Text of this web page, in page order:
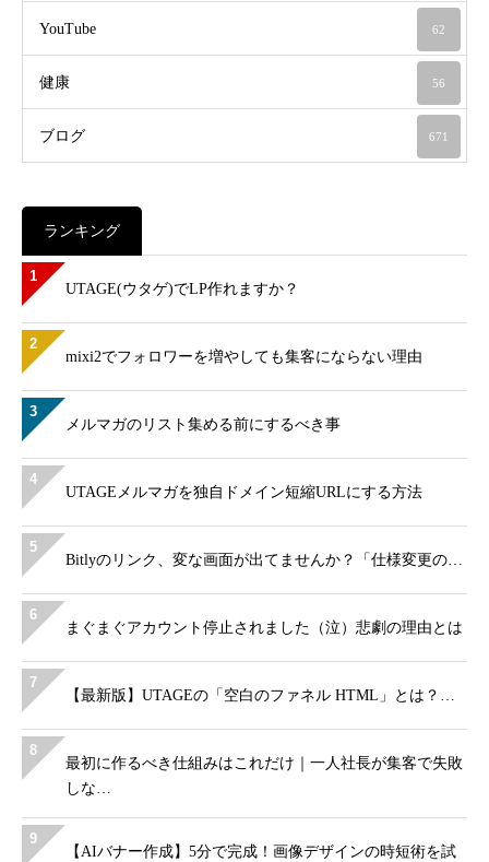
YouTube 62
健康 56
ブログ 671
ランキング
1
UTAGE(ウタゲ)でLP作れますか？
2
mixi2でフォロワーを増やしても集客にならない理由
3
メルマガのリスト集める前にするべき事
4
UTAGEメルマガを独自ドメイン短縮URLにする方法
5
Bitlyのリンク、変な画面が出てませんか？「仕様変更の…
6
まぐまぐアカウント停止されました（泣）悲劇の理由とは
7
【最新版】UTAGEの「空白のファネル HTML」とは？…
8
最初に作るべき仕組みはこれだけ｜一人社長が集客で失敗
しな…
9
【AIバナー作成】5分で完成！画像デザインの時短術を試